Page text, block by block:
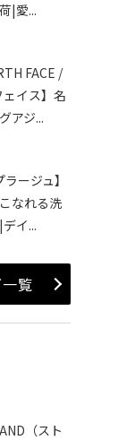
|愛...
FACE /
ェイス】名
アジ...
ージュ】
なれる洗
イ...
覧
（スト